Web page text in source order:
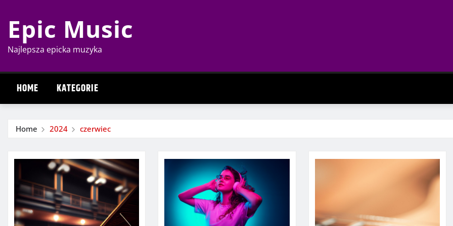
content
Epic Music
Najlepsza epicka muzyka
HOME KATEGORIE
Home 2024 czerwiec